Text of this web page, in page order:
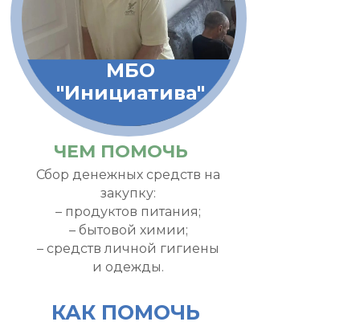
Сбор денежных средств на
закупку:
– продуктов питания;
– бытовой химии;
– средств личной гигиены
и одежды.
ЧЕМ ПОМОЧЬ
КАК ПОМОЧЬ
МБО
"Инициатива"